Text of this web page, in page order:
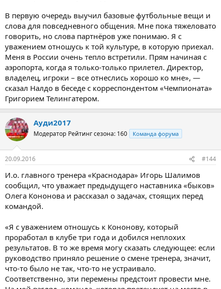
В первую очередь выучил базовые футбольные вещи и
слова для повседневного общения. Мне пока тяжеловато
говорить, но слова партнёров уже понимаю. Я с
уважением отношусь к той культуре, в которую приехал.
Меня в России очень тепло встретили. Прям начиная с
аэропорта, когда я только-только прилетел. Директор,
владелец, игроки – все отнеслись хорошо ко мне», —
сказал Налдо в беседе с корреспондентом «Чемпионата»
Григорием Телингатером.
Ауди2017
Модератор Рейтинг сезона: 160 Команда форума
20.09.2016 #144
И.о. главного тренера «Краснодара» Игорь Шалимов
сообщил, что уважает предыдущего наставника «быков»
Олега Кононова и рассказал о задачах, стоящих перед
командой.
«Я с уважением отношусь к Кононову, который
проработал в клубе три года и добился неплохих
результатов. В то же время могу сказать следующее: если
руководство приняло решение о смене тренера, значит,
что-то было не так, что-то не устраивало.
Соответственно, эти перемены предстоит провести мне.